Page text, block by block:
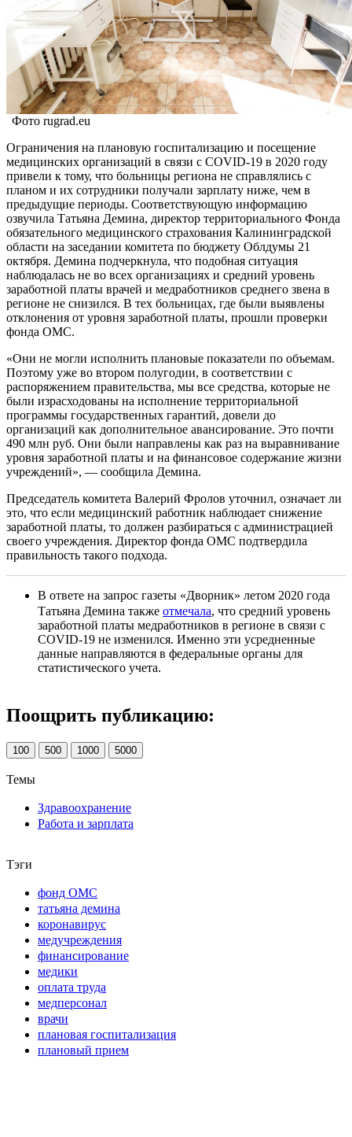
Фото rugrad.eu
Ограничения на плановую госпитализацию и посещение
медицинских организаций в связи с COVID-19 в 2020 году
привели к тому, что больницы региона не справлялись с
планом и их сотрудники получали зарплату ниже, чем в
предыдущие периоды. Соответствующую информацию
озвучила Татьяна Демина, директор территориального Фонда
обязательного медицинского страхования Калининградской
области на заседании комитета по бюджету Облдумы 21
октября. Демина подчеркнула, что подобная ситуация
наблюдалась не во всех организациях и средний уровень
заработной платы врачей и медработников среднего звена в
регионе не снизился. В тех больницах, где были выявлены
отклонения от уровня заработной платы, прошли проверки
фонда ОМС.
«Они не могли исполнить плановые показатели по объемам.
Поэтому уже во втором полугодии, в соответствии с
распоряжением правительства, мы все средства, которые не
были израсходованы на исполнение территориальной
программы государственных гарантий, довели до
организаций как дополнительное авансирование. Это почти
490 млн руб. Они были направлены как раз на выравнивание
уровня заработной платы и на финансовое содержание жизни
учреждений», — сообщила Демина.
Председатель комитета Валерий Фролов уточнил, означает ли
это, что если медицинский работник наблюдает снижение
заработной платы, то должен разбираться с администрацией
своего учреждения. Директор фонда ОМС подтвердила
правильность такого подхода.
В ответе на запрос газеты «Дворник» летом 2020 года
Татьяна Демина также отмечала, что средний уровень
заработной платы медработников в регионе в связи с
COVID-19 не изменился. Именно эти усредненные
данные направляются в федеральные органы для
статистического учета.
Поощрить публикацию:
100 500 1000 5000
Темы
Здравоохранение
Работа и зарплата
Тэги
фонд ОМС
татьяна демина
коронавирус
медучреждения
финансирование
медики
оплата труда
медперсонал
врачи
плановая госпитализация
плановый прием